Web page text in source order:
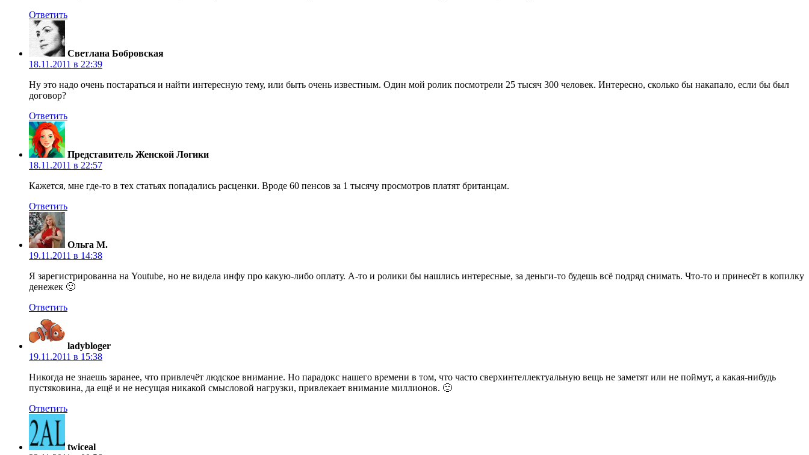
Ответить
Светлана Бобровская
18.11.2011 в 22:39
Ну это надо очень постараться и найти интересную тему, или быть очень известным. Один мой ролик посмотрели 25 тысяч 300 человек. Интересно, сколько бы накапало, если бы был
договор?
Ответить
Представитель Женской Логики
18.11.2011 в 22:57
Кажется, мне где-то в тех статьях попадались расценки. Вроде 60 пенсов за 1 тысячу просмотров платят британцам.
Ответить
Ольга М.
19.11.2011 в 14:38
Я зарегистрированна на Youtube, но не видела инфу про какую-либо оплату. А-то и ролики бы нашлись интересные, за деньги-то будешь всё подряд снимать. Что-то и принесёт в копилку
денежек 🙂
Ответить
ladybloger
19.11.2011 в 15:38
Никогда не знаешь заранее, что привлечёт людское внимание. Но парадокс нашего времени в том, что часто сверхинтеллектуальную вещь не заметят или не поймут, а какая-нибудь
пустяковина, да ещё и не несущая никакой смысловой нагрузки, привлекает внимание миллионов. 🙂
Ответить
twiceal